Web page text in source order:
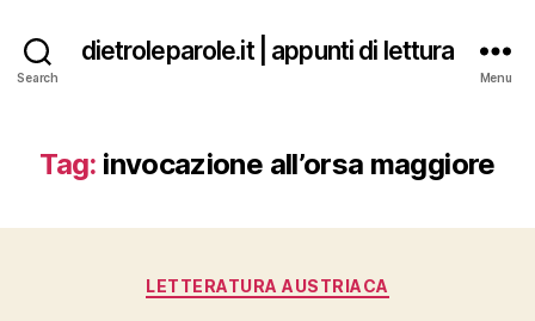
Search
dietroleparole.it | appunti di lettura
Menu
Tag: invocazione all’orsa maggiore
Categories
LETTERATURA AUSTRIACA